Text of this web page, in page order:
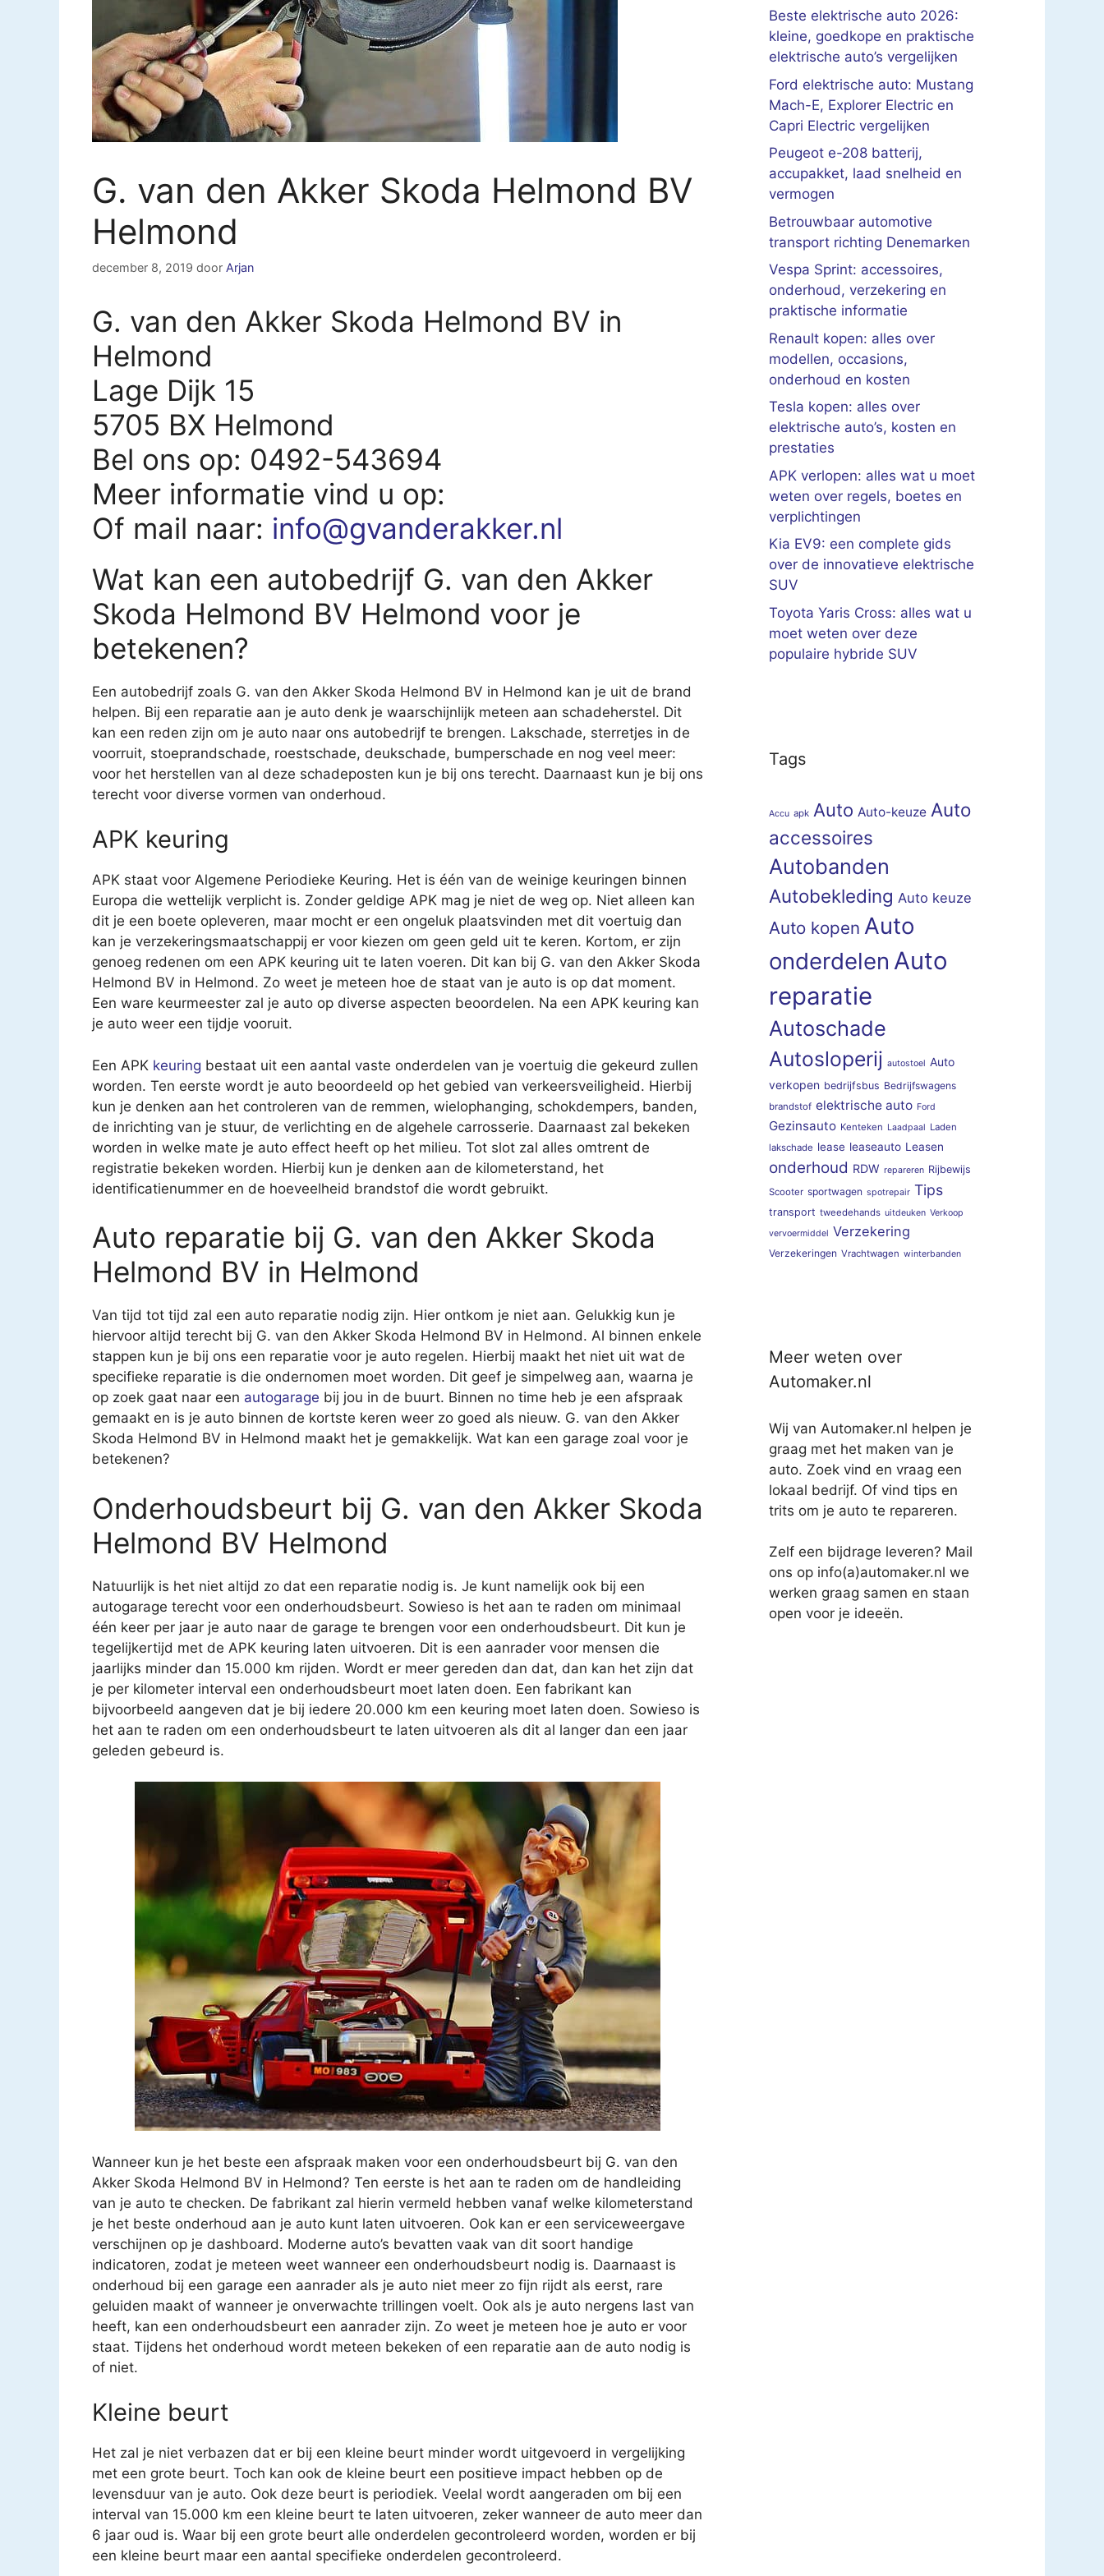
G. van den Akker Skoda Helmond BV
Helmond
december 8, 2019 door Arjan
G. van den Akker Skoda Helmond BV in
Helmond
Lage Dijk 15
5705 BX Helmond
Bel ons op: 0492-543694
Meer informatie vind u op:
Of mail naar: info@gvanderakker.nl
Wat kan een autobedrijf G. van den Akker
Skoda Helmond BV Helmond voor je
betekenen?
Een autobedrijf zoals G. van den Akker Skoda Helmond BV in Helmond kan je uit de brand
helpen. Bij een reparatie aan je auto denk je waarschijnlijk meteen aan schadeherstel. Dit
kan een reden zijn om je auto naar ons autobedrijf te brengen. Lakschade, sterretjes in de
voorruit, stoeprandschade, roestschade, deukschade, bumperschade en nog veel meer:
voor het herstellen van al deze schadeposten kun je bij ons terecht. Daarnaast kun je bij ons
terecht voor diverse vormen van onderhoud.
APK keuring
APK staat voor Algemene Periodieke Keuring. Het is één van de weinige keuringen binnen
Europa die wettelijk verplicht is. Zonder geldige APK mag je niet de weg op. Niet alleen kan
dit je een boete opleveren, maar mocht er een ongeluk plaatsvinden met dit voertuig dan
kan je verzekeringsmaatschappij er voor kiezen om geen geld uit te keren. Kortom, er zijn
genoeg redenen om een APK keuring uit te laten voeren. Dit kan bij G. van den Akker Skoda
Helmond BV in Helmond. Zo weet je meteen hoe de staat van je auto is op dat moment.
Een ware keurmeester zal je auto op diverse aspecten beoordelen. Na een APK keuring kan
je auto weer een tijdje vooruit.
Een APK keuring bestaat uit een aantal vaste onderdelen van je voertuig die gekeurd zullen
worden. Ten eerste wordt je auto beoordeeld op het gebied van verkeersveiligheid. Hierbij
kun je denken aan het controleren van de remmen, wielophanging, schokdempers, banden,
de inrichting van je stuur, de verlichting en de algehele carrosserie. Daarnaast zal bekeken
worden in welke mate je auto effect heeft op het milieu. Tot slot zal alles omtrent de
registratie bekeken worden. Hierbij kun je denken aan de kilometerstand, het
identificatienummer en de hoeveelheid brandstof die wordt gebruikt.
Auto reparatie bij G. van den Akker Skoda
Helmond BV in Helmond
Van tijd tot tijd zal een auto reparatie nodig zijn. Hier ontkom je niet aan. Gelukkig kun je
hiervoor altijd terecht bij G. van den Akker Skoda Helmond BV in Helmond. Al binnen enkele
stappen kun je bij ons een reparatie voor je auto regelen. Hierbij maakt het niet uit wat de
specifieke reparatie is die ondernomen moet worden. Dit geef je simpelweg aan, waarna je
op zoek gaat naar een autogarage bij jou in de buurt. Binnen no time heb je een afspraak
gemaakt en is je auto binnen de kortste keren weer zo goed als nieuw. G. van den Akker
Skoda Helmond BV in Helmond maakt het je gemakkelijk. Wat kan een garage zoal voor je
betekenen?
Onderhoudsbeurt bij G. van den Akker Skoda
Helmond BV Helmond
Natuurlijk is het niet altijd zo dat een reparatie nodig is. Je kunt namelijk ook bij een
autogarage terecht voor een onderhoudsbeurt. Sowieso is het aan te raden om minimaal
één keer per jaar je auto naar de garage te brengen voor een onderhoudsbeurt. Dit kun je
tegelijkertijd met de APK keuring laten uitvoeren. Dit is een aanrader voor mensen die
jaarlijks minder dan 15.000 km rijden. Wordt er meer gereden dan dat, dan kan het zijn dat
je per kilometer interval een onderhoudsbeurt moet laten doen. Een fabrikant kan
bijvoorbeeld aangeven dat je bij iedere 20.000 km een keuring moet laten doen. Sowieso is
het aan te raden om een onderhoudsbeurt te laten uitvoeren als dit al langer dan een jaar
geleden gebeurd is.
Wanneer kun je het beste een afspraak maken voor een onderhoudsbeurt bij G. van den
Akker Skoda Helmond BV in Helmond? Ten eerste is het aan te raden om de handleiding
van je auto te checken. De fabrikant zal hierin vermeld hebben vanaf welke kilometerstand
je het beste onderhoud aan je auto kunt laten uitvoeren. Ook kan er een serviceweergave
verschijnen op je dashboard. Moderne auto’s bevatten vaak van dit soort handige
indicatoren, zodat je meteen weet wanneer een onderhoudsbeurt nodig is. Daarnaast is
onderhoud bij een garage een aanrader als je auto niet meer zo fijn rijdt als eerst, rare
geluiden maakt of wanneer je onverwachte trillingen voelt. Ook als je auto nergens last van
heeft, kan een onderhoudsbeurt een aanrader zijn. Zo weet je meteen hoe je auto er voor
staat. Tijdens het onderhoud wordt meteen bekeken of een reparatie aan de auto nodig is
of niet.
Kleine beurt
Het zal je niet verbazen dat er bij een kleine beurt minder wordt uitgevoerd in vergelijking
met een grote beurt. Toch kan ook de kleine beurt een positieve impact hebben op de
levensduur van je auto. Ook deze beurt is periodiek. Veelal wordt aangeraden om bij een
interval van 15.000 km een kleine beurt te laten uitvoeren, zeker wanneer de auto meer dan
6 jaar oud is. Waar bij een grote beurt alle onderdelen gecontroleerd worden, worden er bij
een kleine beurt maar een aantal specifieke onderdelen gecontroleerd.
Beste elektrische auto 2026:
kleine, goedkope en praktische
elektrische auto’s vergelijken
Ford elektrische auto: Mustang
Mach-E, Explorer Electric en
Capri Electric vergelijken
Peugeot e-208 batterij,
accupakket, laad snelheid en
vermogen
Betrouwbaar automotive
transport richting Denemarken
Vespa Sprint: accessoires,
onderhoud, verzekering en
praktische informatie
Renault kopen: alles over
modellen, occasions,
onderhoud en kosten
Tesla kopen: alles over
elektrische auto’s, kosten en
prestaties
APK verlopen: alles wat u moet
weten over regels, boetes en
verplichtingen
Kia EV9: een complete gids
over de innovatieve elektrische
SUV
Toyota Yaris Cross: alles wat u
moet weten over deze
populaire hybride SUV
Tags
Accu apk Auto Auto-keuze Auto
accessoires
Autobanden
Autobekleding Auto keuze
Auto kopen Auto
onderdelen Auto
reparatie
Autoschade
Autosloperij autostoel Auto
verkopen bedrijfsbus Bedrijfswagens
brandstof elektrische auto Ford
Gezinsauto Kenteken Laadpaal Laden
lakschade lease leaseauto Leasen
onderhoud RDW repareren Rijbewijs
Scooter sportwagen spotrepair Tips
transport tweedehands uitdeuken Verkoop
vervoermiddel Verzekering
Verzekeringen Vrachtwagen winterbanden
Meer weten over
Automaker.nl
Wij van Automaker.nl helpen je
graag met het maken van je
auto. Zoek vind en vraag een
lokaal bedrijf. Of vind tips en
trits om je auto te repareren.
Zelf een bijdrage leveren? Mail
ons op info(a)automaker.nl we
werken graag samen en staan
open voor je ideeën.